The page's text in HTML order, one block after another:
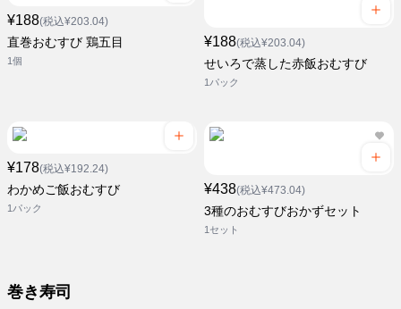
¥188(税込¥203.04)
直巻おむすび 鶏五目
1個
¥188(税込¥203.04)
せいろで蒸した赤飯おむすび
1パック
¥178(税込¥192.24)
わかめご飯おむすび
1パック
¥438(税込¥473.04)
3種のおむすびおかずセット
1セット
巻き寿司